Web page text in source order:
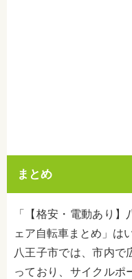
まとめ
「【格安・電動あり
ェア自転車まとめ」は
八王子市では、市内で
っており、サイクルポ